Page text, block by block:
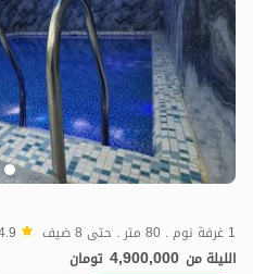
1 غرفة نوم . 80 متر . حتى 8 ضيف
الليلة من 4,900,000 تومان